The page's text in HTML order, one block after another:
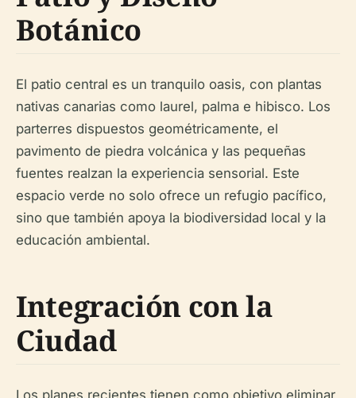
Botánico
El patio central es un tranquilo oasis, con plantas
nativas canarias como laurel, palma e hibisco. Los
parterres dispuestos geométricamente, el
pavimento de piedra volcánica y las pequeñas
fuentes realzan la experiencia sensorial. Este
espacio verde no solo ofrece un refugio pacífico,
sino que también apoya la biodiversidad local y la
educación ambiental.
Integración con la
Ciudad
Los planes recientes tienen como objetivo eliminar